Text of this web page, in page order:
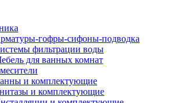
гофры-сифоны-подводка
фильтрации воды
для ванных комнат
и комплектующие
и комплектующие